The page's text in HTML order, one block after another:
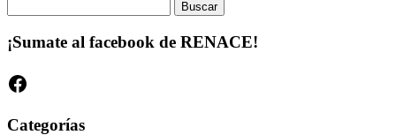
¡Sumate al facebook de RENACE!
Facebook
Categorías